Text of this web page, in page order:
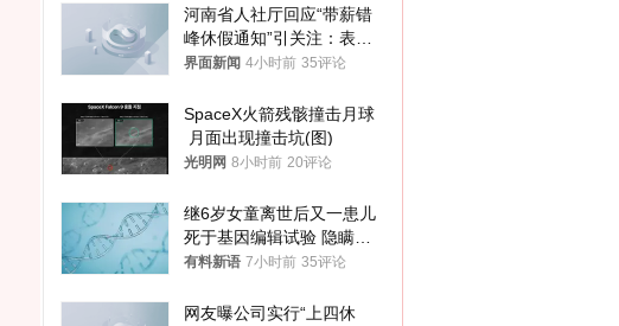
河南省人社厅回应“带薪错
峰休假通知”引关注：表述
不够准确，待修改后印发
界面新闻 4小时前 35评论
SpaceX火箭残骸撞击月球
月面出现撞击坑(图)
光明网 8小时前 20评论
继6岁女童离世后又一患儿
死于基因编辑试验 隐瞒一
年才对外披露
有料新语 7小时前 35评论
网友曝公司实行“上四休